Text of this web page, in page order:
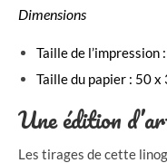
Dimensions
Taille de l’impression
Taille du papier : 50 x
Une édition
Les tirages de cette